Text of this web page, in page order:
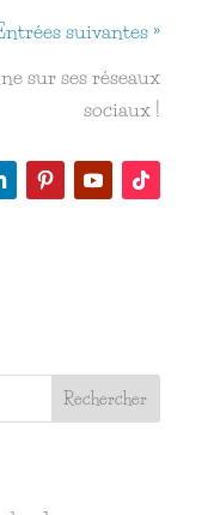
suivantes »
sur ses réseaux
sociaux !